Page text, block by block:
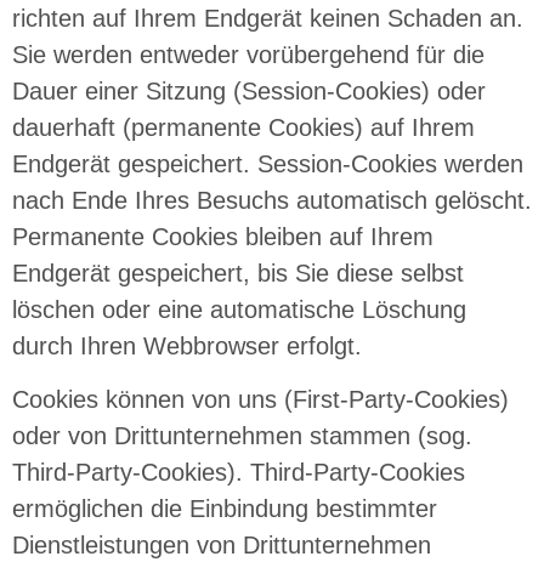
richten auf Ihrem Endgerät keinen Schaden an.
Sie werden entweder vorübergehend für die
Dauer einer Sitzung (Session-Cookies) oder
dauerhaft (permanente Cookies) auf Ihrem
Endgerät gespeichert. Session-Cookies werden
nach Ende Ihres Besuchs automatisch gelöscht.
Permanente Cookies bleiben auf Ihrem
Endgerät gespeichert, bis Sie diese selbst
löschen oder eine automatische Löschung
durch Ihren Webbrowser erfolgt.
Cookies können von uns (First-Party-Cookies)
oder von Drittunternehmen stammen (sog.
Third-Party-Cookies). Third-Party-Cookies
ermöglichen die Einbindung bestimmter
Dienstleistungen von Drittunternehmen